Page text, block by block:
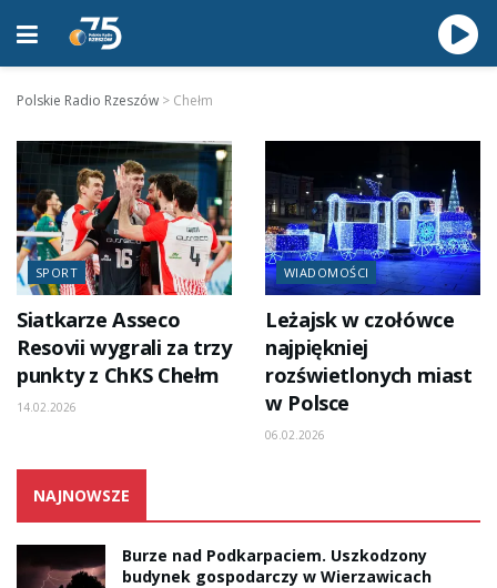
Polskie Radio Rzeszów > Chełm
SPORT
Siatkarze Asseco
Resovii wygrali za trzy
punkty z ChKS Chełm
14.02.2026
WIADOMOŚCI
Leżajsk w czołówce
najpiękniej
rozświetlonych miast
w Polsce
06.02.2026
NAJNOWSZE
Burze nad Podkarpaciem. Uszkodzony
budynek gospodarczy w Wierzawicach